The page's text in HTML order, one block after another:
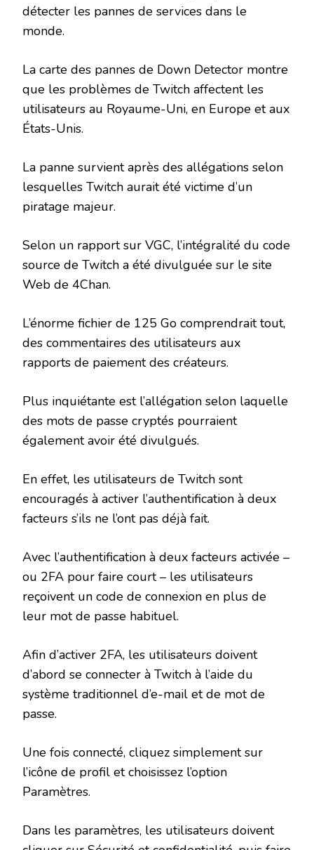
détecter les pannes de services dans le
monde.
La carte des pannes de Down Detector montre
que les problèmes de Twitch affectent les
utilisateurs au Royaume-Uni, en Europe et aux
États-Unis.
La panne survient après des allégations selon
lesquelles Twitch aurait été victime d’un
piratage majeur.
Selon un rapport sur VGC, l’intégralité du code
source de Twitch a été divulguée sur le site
Web de 4Chan.
L’énorme fichier de 125 Go comprendrait tout,
des commentaires des utilisateurs aux
rapports de paiement des créateurs.
Plus inquiétante est l’allégation selon laquelle
des mots de passe cryptés pourraient
également avoir été divulgués.
En effet, les utilisateurs de Twitch sont
encouragés à activer l’authentification à deux
facteurs s’ils ne l’ont pas déjà fait.
Avec l’authentification à deux facteurs activée –
ou 2FA pour faire court – les utilisateurs
reçoivent un code de connexion en plus de
leur mot de passe habituel.
Afin d’activer 2FA, les utilisateurs doivent
d’abord se connecter à Twitch à l’aide du
système traditionnel d’e-mail et de mot de
passe.
Une fois connecté, cliquez simplement sur
l’icône de profil et choisissez l’option
Paramètres.
Dans les paramètres, les utilisateurs doivent